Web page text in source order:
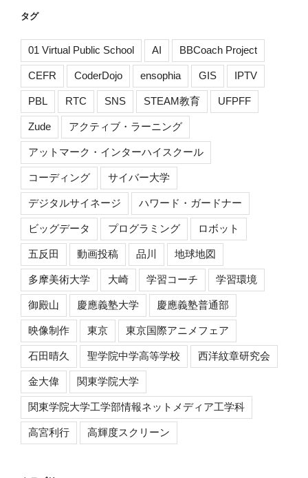
タグ
01 Virtual Public School AI BBCoach Project
CEFR CoderDojo ensophia GIS IPTV
PBL RTC SNS STEAM教育 UFPFF
Zude アクティブ・ラーニング
アットマーク・インターハイスクール
コーディング サイバー大学
デジタルサイネージ ハワード・ガードナー
ビッグデータ プログラミング ロボット
五反田 動画投稿 品川 地球地図
多摩美術大学 大崎 学習コーチ 学習環境
御殿山 慶應義塾大学 慶應義塾普通部
映像制作 東京 東京国際アニメフェア
石田晴久 聖学院中学高等学校 西洋紋章研究会
金大偉 関東学院大学
関東学院大学工学部情報ネットメディア工学科
高宮利行 高輝度スクリーン